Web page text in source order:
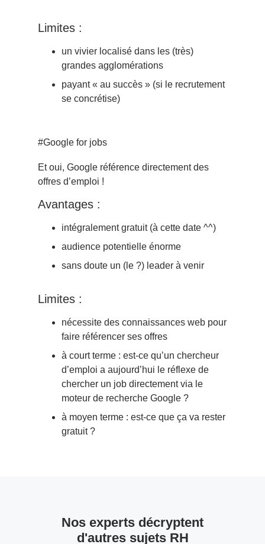
Limites :
un vivier localisé dans les (très)
grandes agglomérations
payant « au succès » (si le recrutement
se concrétise)
#Google for jobs
Et oui, Google référence directement des
offres d’emploi !
Avantages :
intégralement gratuit (à cette date ^^)
audience potentielle énorme
sans doute un (le ?) leader à venir
Limites :
nécessite des connaissances web pour
faire référencer ses offres
à court terme : est-ce qu’un chercheur
d’emploi a aujourd’hui le réflexe de
chercher un job directement via le
moteur de recherche Google ?
à moyen terme : est-ce que ça va rester
gratuit ?
Nos experts décryptent
d'autres sujets RH